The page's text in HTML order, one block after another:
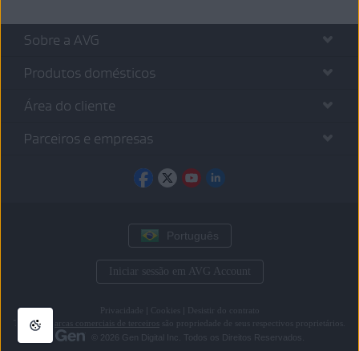
Sobre a AVG
Produtos domésticos
Área do cliente
Parceiros e empresas
Português
Iniciar sessão em AVG Account
Privacidade Cookies
Desistir do contrato
Todas as
marcas comerciais de terceiros
são propriedade de seus respectivos proprietários.
© 2026 Gen Digital Inc. Todos os Direitos Reservados.